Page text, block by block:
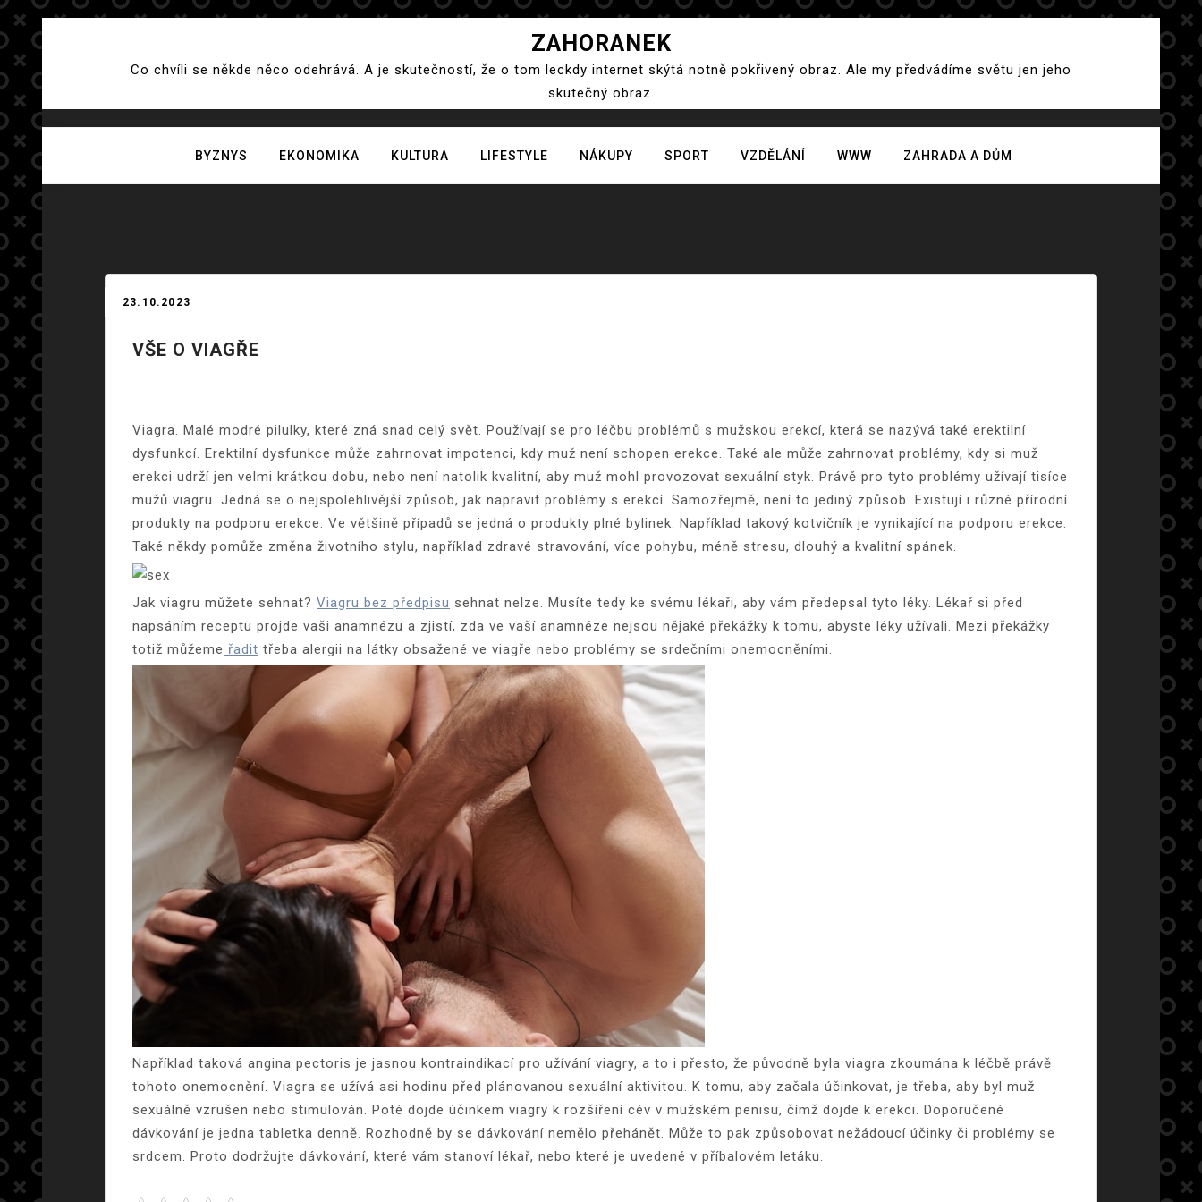
Skip
to
content
ZAHORANEK
Co chvíli se někde něco odehrává. A je skutečností, že o tom leckdy internet skýtá notně pokřivený obraz. Ale my předvádíme světu jen jeho
skutečný obraz.
BYZNYS EKONOMIKA KULTURA LIFESTYLE NÁKUPY SPORT VZDĚLÁNÍ WWW ZAHRADA A DŮM
VŠE O VIAGŘE
23.10.2023
Viagra. Malé modré pilulky, které zná snad celý svět. Používají se pro léčbu problémů s mužskou erekcí, která se nazývá také erektilní
dysfunkcí. Erektilní dysfunkce může zahrnovat impotenci, kdy muž není schopen erekce. Také ale může zahrnovat problémy, kdy si muž
erekci udrží jen velmi krátkou dobu, nebo není natolik kvalitní, aby muž mohl provozovat sexuální styk. Právě pro tyto problémy užívají tisíce
mužů viagru. Jedná se o nejspolehlivější způsob, jak napravit problémy s erekcí. Samozřejmě, není to jediný způsob. Existují i různé přírodní
produkty na podporu erekce. Ve většině případů se jedná o produkty plné bylinek. Například takový kotvičník je vynikající na podporu erekce.
Také někdy pomůže změna životního stylu, například zdravé stravování, více pohybu, méně stresu, dlouhý a kvalitní spánek.
Jak viagru můžete sehnat? Viagru bez předpisu sehnat nelze. Musíte tedy ke svému lékaři, aby vám předepsal tyto léky. Lékař si před
napsáním receptu projde vaši anamnézu a zjistí, zda ve vaší anamnéze nejsou nějaké překážky k tomu, abyste léky užívali. Mezi překážky
totiž můžeme řadit třeba alergii na látky obsažené ve viagře nebo problémy se srdečními onemocněními.
Například taková angina pectoris je jasnou kontraindikací pro užívání viagry, a to i přesto, že původně byla viagra zkoumána k léčbě právě
tohoto onemocnění. Viagra se užívá asi hodinu před plánovanou sexuální aktivitou. K tomu, aby začala účinkovat, je třeba, aby byl muž
sexuálně vzrušen nebo stimulován. Poté dojde účinkem viagry k rozšíření cév v mužském penisu, čímž dojde k erekci. Doporučené
dávkování je jedna tabletka denně. Rozhodně by se dávkování nemělo přehánět. Může to pak způsobovat nežádoucí účinky či problémy se
srdcem. Proto dodržujte dávkování, které vám stanoví lékař, nebo které je uvedené v příbalovém letáku.